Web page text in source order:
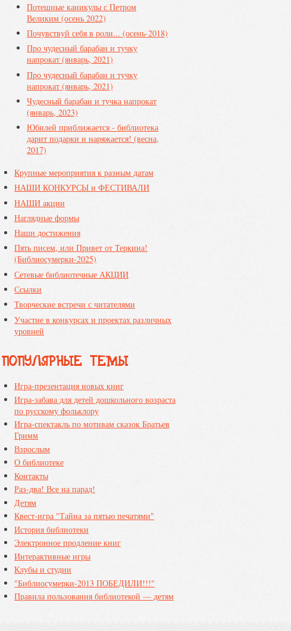
Потешные каникулы с Петром
Великим (осень 2022)
Почувствуй себя в роли... (осень-2018)
Про чудесный барабан и тучку
напрокат (январь, 2021)
Про чудесный барабан и тучку
напрокат (январь, 2021)
Чудесный барабан и тучка напрокат
(январь, 2023)
Юбилей приближается - библиотека
дарит подарки и наряжается! (весна,
2017)
Крупные мероприятия к разным датам
НАШИ КОНКУРСЫ и ФЕСТИВАЛИ
НАШИ акции
Наглядные формы
Наши достижения
Пять писем, или Привет от Теркина!
(Библиосумерки-2025)
Сетевые библиотечные АКЦИИ
Ссылки
Творческие встречи с читателями
Участие в конкурсах и проектах различных
уровней
ПОПУЛЯРНЫЕ ТЕМЫ
Игра-презентация новых книг
Игра-забава для детей дошкольного возраста
по русскому фольклору
Игра-спектакль по мотивам сказок Братьев
Гримм
Взрослым
О библиотеке
Контакты
Раз-два! Все на парад!
Детям
Квест-игра "Тайна за пятью печатями"
История библиотеки
Электронное продление книг
Интерактивные игры
Клубы и студии
"Библиосумерки-2013 ПОБЕДИЛИ!!!"
Правила пользования библиотекой — детям